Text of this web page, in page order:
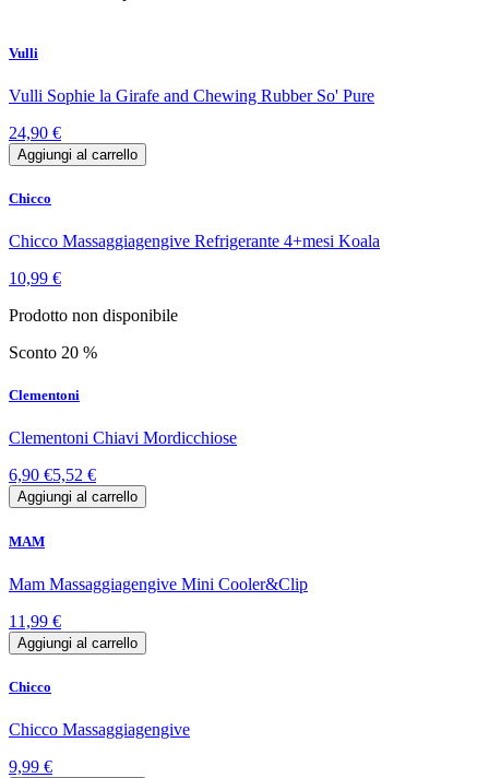
Vulli
Vulli Sophie la Girafe and Chewing Rubber So' Pure
24,90 €
Aggiungi al carrello
Chicco
Chicco Massaggiagengive Refrigerante 4+mesi Koala
10,99 €
Prodotto non disponibile
Sconto 20 %
Clementoni
Clementoni Chiavi Mordicchiose
6,90 €5,52 €
Aggiungi al carrello
MAM
Mam Massaggiagengive Mini Cooler&Clip
11,99 €
Aggiungi al carrello
Chicco
Chicco Massaggiagengive
9,99 €